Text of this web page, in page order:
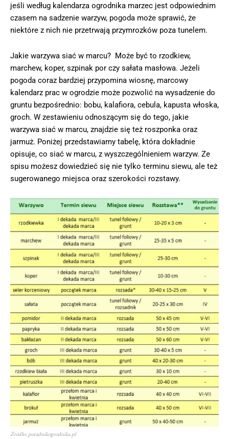
jeśli według kalendarza ogrodnika marzec jest odpowiednim
czasem na sadzenie warzyw, pogoda może sprawić, że
niektóre z nich nie przetrwają przymrozków poza tunelem.
Jakie warzywa siać w marcu? Może być to rzodkiew,
marchew, koper, szpinak por czy sałata masłowa. Jeżeli
pogoda coraz bardziej przypomina wiosnę, marcowy
kalendarz prac w ogrodzie może pozwolić na wysadzenie do
gruntu bezpośrednio: bobu, kalafiora, cebula, kapusta włoska,
groch. W zestawieniu odnoszącym się do tego, jakie
warzywa siać w marcu, znajdzie się też roszponka oraz
jarmuż. Poniżej przedstawiamy tabelę, która dokładnie
opisuje, co siać w marcu, z wyszczególnieniem warzyw. Ze
spisu możesz dowiedzieć się nie tylko terminu siewu, ale też
sugerowanego miejsca oraz szerokości rozstawy.
Źródło: poradnikogrodnika.pl